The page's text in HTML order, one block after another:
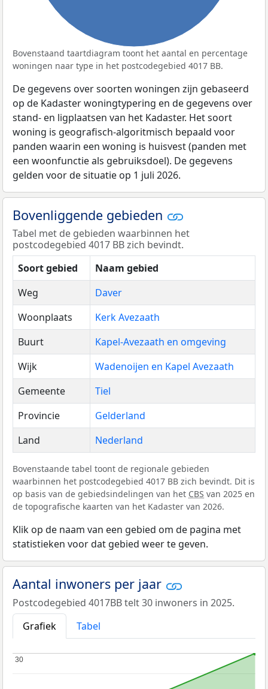
Bovenstaand taartdiagram toont het aantal en percentage
woningen naar type in het postcodegebied 4017 BB.
De gegevens over soorten woningen zijn gebaseerd
op de Kadaster woningtypering en de gegevens over
stand- en ligplaatsen van het Kadaster. Het soort
woning is geografisch-algoritmisch bepaald voor
panden waarin een woning is huisvest (panden met
een woonfunctie als gebruiksdoel). De gegevens
gelden voor de situatie op 1 juli 2026.
Bovenliggende gebieden
Tabel met de gebieden waarbinnen het
postcodegebied 4017 BB zich bevindt.
Soort gebied
Naam gebied
Weg
Daver
Woonplaats
Kerk Avezaath
Buurt
Kapel-Avezaath en omgeving
Wijk
Wadenoijen en Kapel Avezaath
Gemeente
Tiel
Provincie
Gelderland
Land
Nederland
Bovenstaande tabel toont de regionale gebieden
waarbinnen het postcodegebied 4017 BB zich bevindt. Dit is
op basis van de gebiedsindelingen van het CBS van 2025 en
de topografische kaarten van het Kadaster van 2026.
Klik op de naam van een gebied om de pagina met
statistieken voor dat gebied weer te geven.
Aantal inwoners per jaar
Postcodegebied 4017BB telt 30 inwoners in 2025.
Grafiek
Tabel
30
30